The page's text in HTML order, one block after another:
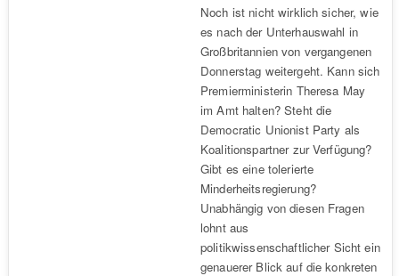
Noch ist nicht wirklich sicher, wie
es nach der Unterhauswahl in
Großbritannien von vergangenen
Donnerstag weitergeht. Kann sich
Premierministerin Theresa May
im Amt halten? Steht die
Democratic Unionist Party als
Koalitionspartner zur Verfügung?
Gibt es eine tolerierte
Minderheitsregierung?
Unabhängig von diesen Fragen
lohnt aus
politikwissenschaftlicher Sicht ein
genauerer Blick auf die konkreten